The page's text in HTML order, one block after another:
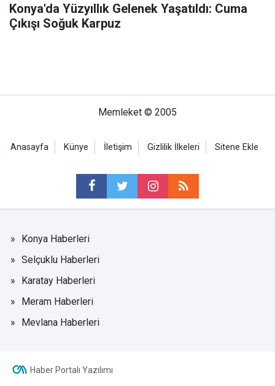
Konya'da Yüzyıllık Gelenek Yaşatıldı: Cuma
Çıkışı Soğuk Karpuz
Memleket © 2005
Anasayfa Künye İletişim Gizlilik İlkeleri Sitene Ekle
Konya Haberleri
Selçuklu Haberleri
Karatay Haberleri
Meram Haberleri
Mevlana Haberleri
Haber Portalı Yazılımı